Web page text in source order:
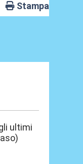
Stampa
ultimi